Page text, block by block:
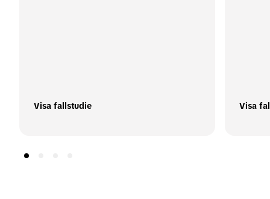
Visa fallstudie Visa